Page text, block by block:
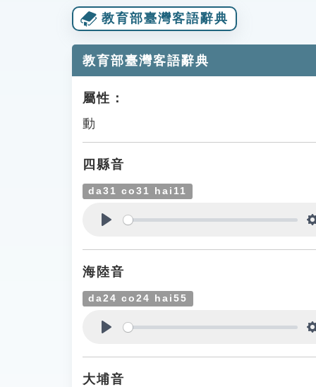
教育部臺灣客語辭典
教育部臺灣客語辭典
屬性：
動
四縣音
da31 co31 hai11
海陸音
da24 co24 hai55
大埔音